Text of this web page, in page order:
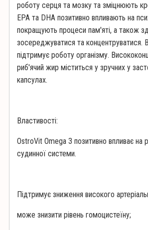
роботу серця та мозку та зміцнюють
EPA та DHA позитивно впливають на
покращують процеси пам'яті, а також
зосереджуватися та концентруватися.
підтримує роботу організму.
риб'ячий жир міститься у зручних у
капсулах.
Властивості:
OstroVit Omega 3 позитивно впливає на
судинної системи.
Підтримує зниження високого
може знизити рівень гомоцистеїну;